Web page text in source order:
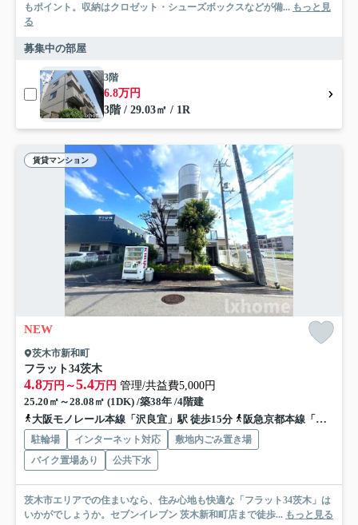
もポイント。収納はクロゼット・シューズボックスなどが備... もっと見
る
募集中の部屋
3階
6.8万円
3階 / 29.03㎡ / 1R
賃貸マンション
NEW
茨木市新和町
フラット34茨木
4.8万円～5.4万円 管理/共益費5,000円
25.20㎡～28.08㎡ (1DK) /築38年 /4階建
大阪モノレール本線「沢良宜」駅 徒歩15分
阪急京都本線「南茨木」駅 徒歩19分
駐輪場 インターネット対応
敷地内ごみ置き場
バイク置場あり
公共下水
茨木市エリアでの住まいなら、住み心地も快適な「フラット34茨木」は
いかがでしょうか。セブンイレブン 茨木新和町店まで徒歩... もっと見る